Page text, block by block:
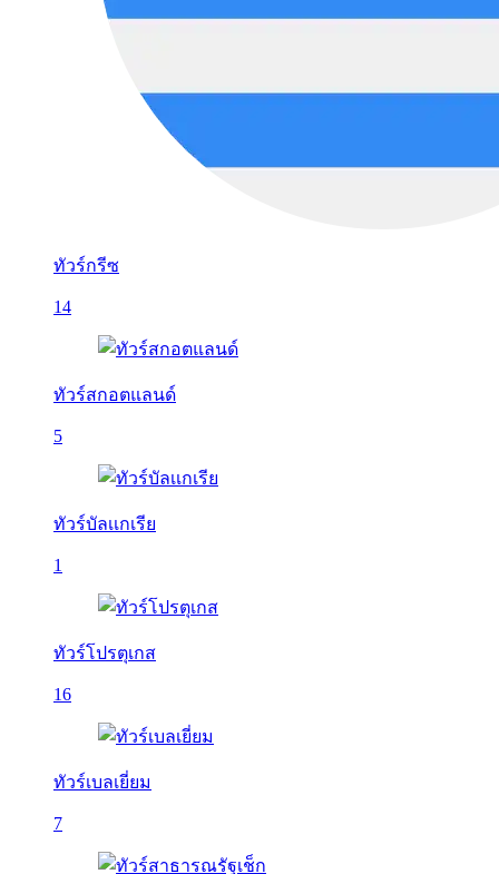
ทัวร์กรีซ
14
ทัวร์สกอตแลนด์
5
ทัวร์บัลเเกเรีย
1
ทัวร์โปรตุเกส
16
ทัวร์เบลเยี่ยม
7